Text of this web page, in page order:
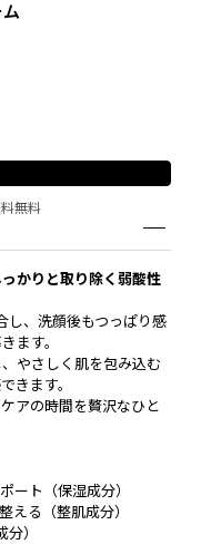
無料
かりと取り除く弱酸性
し、洗顔後もつっぱり感
ます。
やさしく肌を包み込む
きます。
アの時間を贅沢なひと
ート（保湿成分）
える（整肌成分）
）